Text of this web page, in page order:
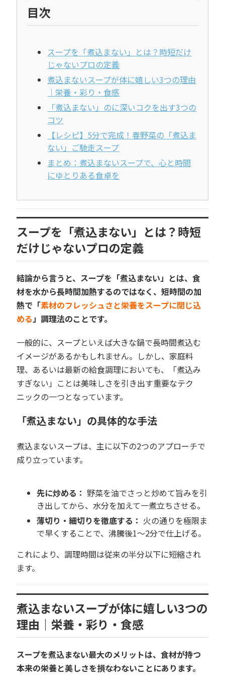
目次
スープを「煮込まない」とは？時短だけ
じゃないプロの定義
煮込まないスープが体に嬉しい3つの理由
｜栄養・彩り・食感
「煮込まない」のに深いコクを出す3つの
コツ
【レシピ】5分で完成！春野菜の「煮込ま
ない」ご馳走スープ
まとめ：煮込まないスープで、心と時間
にゆとりある食卓を
スープを「煮込まない」とは？時短
だけじゃないプロの定義
結論から言うと、スープを「煮込まない」とは、食
材を水から長時間加熱するのではなく、短時間の加
熱で「素材のフレッシュさと栄養をスープに閉じ込
める 」調理法のことです。
一般的に、スープといえば大きな鍋で長時間煮込む
イメージがあるかもしれません。しかし、家庭料
理、あるいは最新の給食調理においても、「煮込み
すぎない」ことは美味しさを引き出す重要なテク
ニックの一つとなっています。
「煮込まない」の具体的な手法
煮込まないスープは、主に以下の2つのアプローチで
成り立っています。
先に炒める： 野菜を油でさっと炒めて旨みを引
き出してから、水分を加えて一煮立ちさせる。
薄切り・細切りを徹底する： 火の通りを極限ま
で早くすることで、沸騰後1〜2分で仕上げる。
これにより、調理時間は従来の半分以下に短縮され
ます。
煮込まないスープが体に嬉しい3つの
理由｜栄養・彩り・食感
スープを煮込まない最大のメリットは、食材が持つ
本来の栄養と美しさを損なわないことにあります。